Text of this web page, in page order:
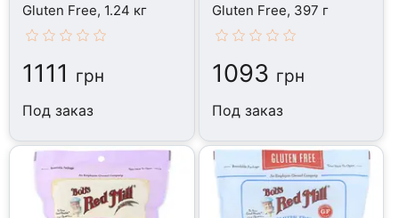
Gluten Free, 1.24 кг
1111 грн
Под заказ
Gluten Free, 397 г
1093 грн
Под заказ